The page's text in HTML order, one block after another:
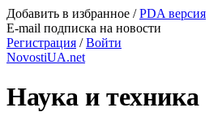
Добавить в избранное /PDA версия
E-mail подписка на новости
Регистрация /Войти
NovostiUA.net
Наука и техника